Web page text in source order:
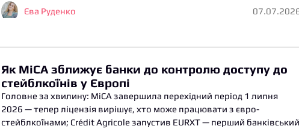
Єва Руденко
Як MiCA зближує банки до контролю доступу до
стейблкоїнів у Європі
Головне за хвилину: MiCA завершила перехідний період 1 липня
2026 — тепер ліцензія вирішує, хто може працювати з євро-
стейблкоїнами; Crédit Agricole запустив EURXT — перший банківський